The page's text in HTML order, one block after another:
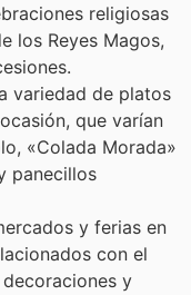
religiosas
los Reyes Magos,
variedad de platos
que varían
«Colada Morada»
panecillos
y ferias en
con el
y